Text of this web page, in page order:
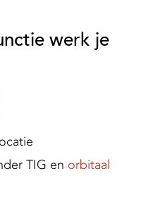
werk je
TIG en orbitaal